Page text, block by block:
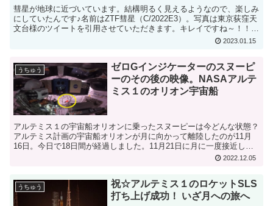
彗星が地球に近づいています。結構明るく見えるようなので、楽しみ
にしていたんです♪名前はZTF彗星（C/2022E3）。写真は東京荻窪天
文台様のツイートを引用させていただきます。キレイですね～！！今
2023.01.15
うちゅう
ゼロGインジケーターのスヌーピ
ーのその後の映像。NASAアルテ
ミス１のオリオン宇宙船
アルテミス１の宇宙船オリオンに乗ったスヌーピーは今どんな状態？
アルテミス計画の宇宙船オリオンが月に向かって離陸したのが11月
16日。今日で18日間が経過しました。11月21日に月に一度接近し
て、今は月の周りを周回するように航行していると思わ... 2022.12.05
うちゅう
祝☆アルテミス１のロケットSLS
打ち上げ成功！ いざ月への旅へ